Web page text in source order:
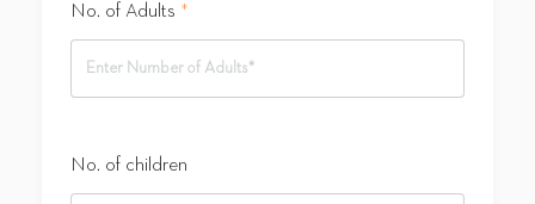
No. of Adults *
No. of children